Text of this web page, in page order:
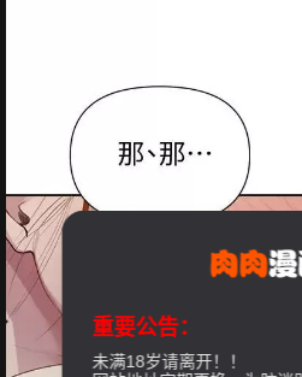
重要公告：
未满18岁请离开！！